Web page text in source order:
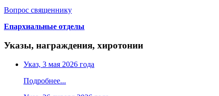
Вопрос священнику
Епархиальные отделы
Указы, награждения, хиротонии
Указ, 3 мая 2026 года
Подробнее...